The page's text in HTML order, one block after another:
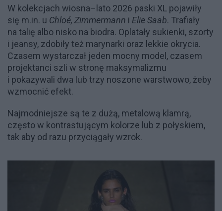
W kolekcjach wiosna–lato 2026 paski XL pojawiły
się m.in. u Chloé, Zimmermann i Elie Saab. Trafiały
na talię albo nisko na biodra. Oplatały sukienki, szorty
i jeansy, zdobiły też marynarki oraz lekkie okrycia.
Czasem wystarczał jeden mocny model, czasem
projektanci szli w stronę maksymalizmu
i pokazywali dwa lub trzy noszone warstwowo, żeby
wzmocnić efekt.
Najmodniejsze są te z dużą, metalową klamrą,
często w kontrastującym kolorze lub z połyskiem,
tak aby od razu przyciągały wzrok.